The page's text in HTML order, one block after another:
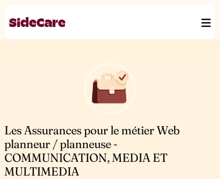
Les Assurances pour le métier Web
planneur / planneuse -
COMMUNICATION, MEDIA ET
MULTIMEDIA